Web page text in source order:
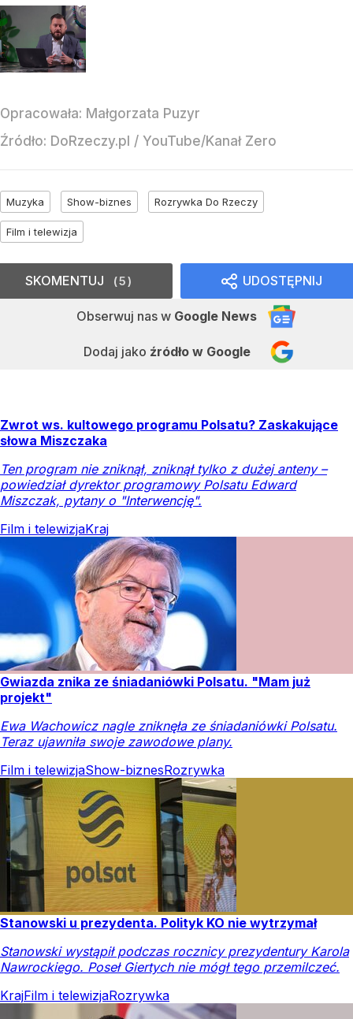
Opracowała: Małgorzata Puzyr
Źródło: DoRzeczy.pl / YouTube/Kanał Zero
Muzyka Show-biznes Rozrywka Do Rzeczy
Film i telewizja
UDOSTĘPNIJ
Obserwuj nas w Google News
Dodaj jako źródło w Google
SKOMENTUJ 5
Zwrot ws. kultowego programu Polsatu? Zaskakujące
słowa Miszczaka
Ten program nie zniknął, zniknął tylko z dużej anteny –
powiedział dyrektor programowy Polsatu Edward
Miszczak, pytany o "Interwencję".
Film i telewizjaKraj
Gwiazda znika ze śniadaniówki Polsatu. "Mam już
projekt"
Ewa Wachowicz nagle zniknęła ze śniadaniówki Polsatu.
Teraz ujawniła swoje zawodowe plany.
Film i telewizjaShow-biznesRozrywka
Stanowski u prezydenta. Polityk KO nie wytrzymał
Stanowski wystąpił podczas rocznicy prezydentury Karola
Nawrockiego. Poseł Giertych nie mógł tego przemilczeć.
KrajFilm i telewizjaRozrywka